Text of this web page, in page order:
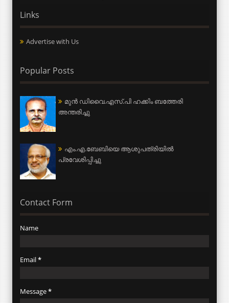
Links
Advertise with Us
Popular Posts
മുന്‍ ഡിവൈ.എസ്.പി ഹക്കിം ബത്തേരി
അന്തരിച്ചു
എം.എ.ബേബിയെ ആശുപത്രിയില്‍
പ്രവേശിപ്പിച്ചു
Contact Form
Name
Email*
Message*